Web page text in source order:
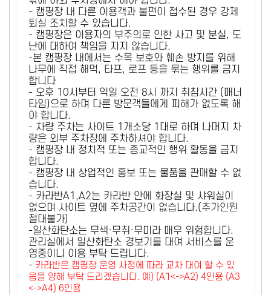
- 캠핑장 내 다른 이용객과 불편이 접수된 경우 강제
퇴실 조치할 수 있습니다.
- 캠핑장은 이용자의 부주의로 인한 사고 및 분실, 도
난에 대하여 책임을 지지 않습니다.
-본 캠핑장 내에서는 수목 보호와 훼손 방지를 위해
나무에 직접 해먹, 타프, 로프 등을 묶는 행위를 금지
합니다
- 오후 10시부터 익일 오전 8시 까지 취침시간 (매너
타임)으로 하며 다른 방문객들에게 피해가 없도록 해
야 합니다.
- 차량 주차는 사이트 1개소당 1대로 하며 나머지 차
량은 외부 주차장에 주차하셔야 합니다.
- 캠핑장 내 정치적 또는 종교적인 행위 활동을 금지
합니다.
- 캠핑장 내 상업적인 홍보 또는 물품을 판매할 수 없
습니다.
- 카라반A1,A2는 카라반 안에 화장실 및 샤워실이
없으며 사이트 옆에 주차공간이 없습니다.(추가인원
절대불가)
-일산화탄소는 무색·무취·무미라 매우 위험합니다.
관리실에서 일산화탄소 경보기를 대여 서비스를 운
영중이니 이용 부탁 드립니다.
- 카라반은 캠핑장 운영 사정에 따라 교차 대여 할 수 있
음을 양해 부탁 드리겠습니다. 예) (A1<->A2) 4인용 (A3
<->A4) 6인용